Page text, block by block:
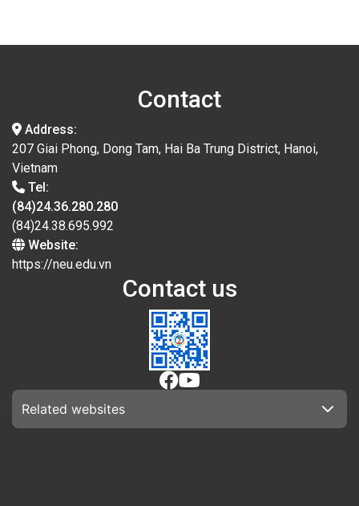
Contact
Address:
207 Giai Phong, Dong Tam, Hai Ba Trung District, Hanoi,
Vietnam
Tel:
(84)24.36.280.280
(84)24.38.695.992
Website:
https://neu.edu.vn
Contact us
Related websites